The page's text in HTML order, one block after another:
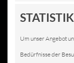
STATISTIK
Um unser Angebot
Bedürfnisse der